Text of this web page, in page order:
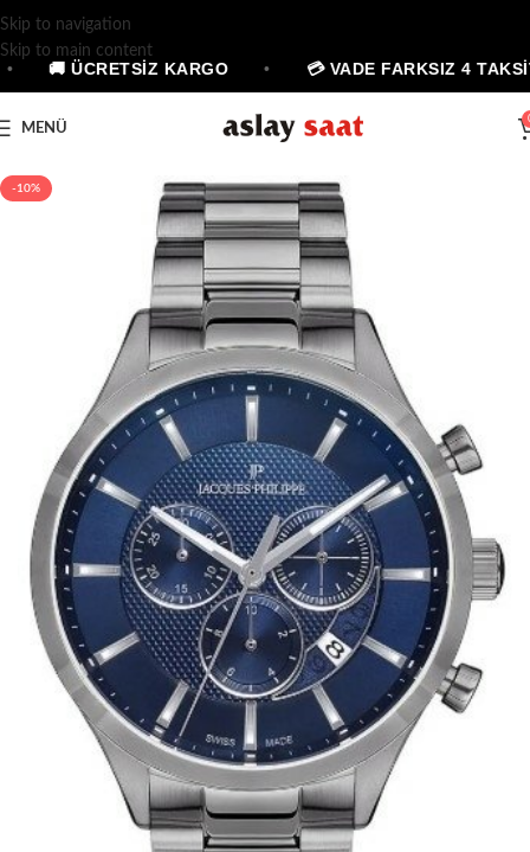
Skip to navigation
Skip to main content
🚚 ÜCRETSİZ KARGO 💳 VADE FARKSIZ 4 TAKSİT
MENÜ
-10%